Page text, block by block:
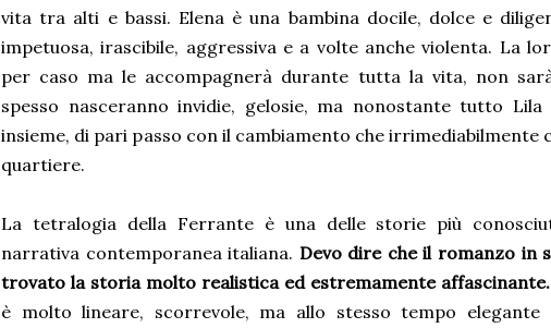
vita tra alti e bassi. Elena è una bambina docile, dolce e
impetuosa, irascibile, aggressiva e a volte anche violenta. La
per caso ma le accompagnerà durante tutta la vita, non
spesso nasceranno invidie, gelosie, ma nonostante tutto Lila
insieme, di pari passo con il cambiamento che
quartiere.
La tetralogia della Ferrante è una delle storie più
narrativa contemporanea italiana. Devo dire che il romanzo in
trovato la storia molto realistica ed estremamente affascinante.
è molto lineare, scorrevole, ma allo stesso tempo